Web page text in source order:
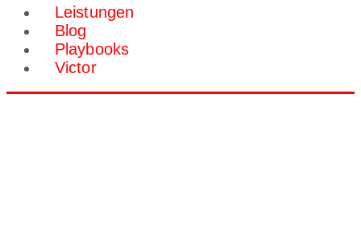
Leistungen
Blog
Playbooks
Victor